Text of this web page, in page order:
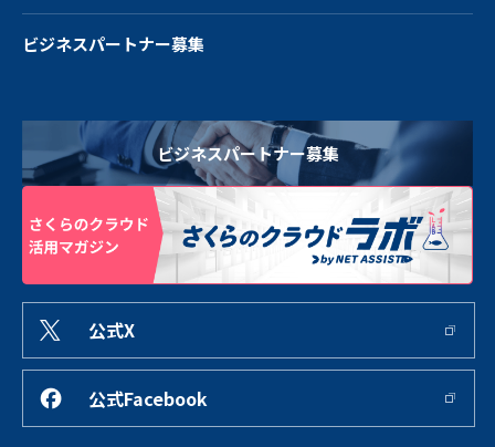
ビジネスパートナー募集
ビジネスパートナー募集
公式X
公式Facebook